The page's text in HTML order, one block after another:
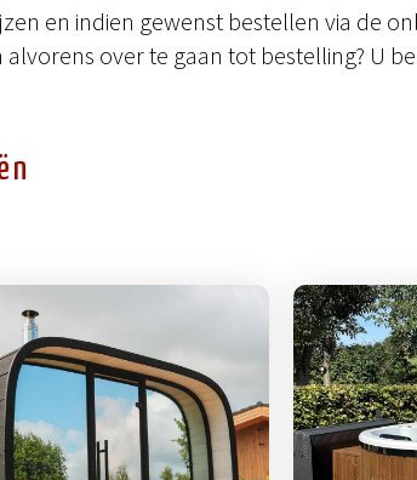
en indien gewenst bestellen via de
over te gaan tot bestelling? U